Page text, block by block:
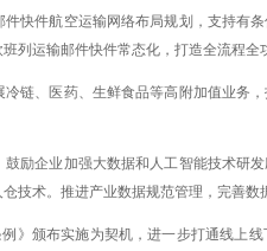
快件航空运输网络布局规划，支持有
列运输邮件快件常态化，打造全流程
链、医药、生鲜食品等高附加值业务
励企业加强大数据和人工智能技术研
技术。推进产业数据规范管理，完善数
》颁布实施为契机，进一步打通线上